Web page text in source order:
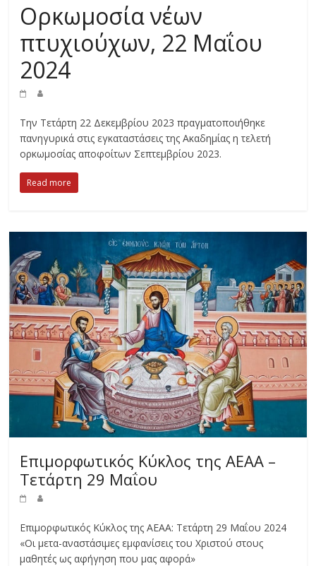
Ορκωμοσία νέων
πτυχιούχων, 22 Μαΐου
2024
Την Τετάρτη 22 Δεκεμβρίου 2023 πραγματοποιήθηκε
πανηγυρικά στις εγκαταστάσεις της Ακαδημίας η τελετή
ορκωμοσίας αποφοίτων Σεπτεμβρίου 2023.
Read more
Επιμορφωτικός Κύκλος της ΑΕΑΑ –
Τετάρτη 29 Μαΐου
Επιμορφωτικός Κύκλος της ΑΕΑΑ: Τετάρτη 29 Μαΐου 2024
«Οι μετα-αναστάσιμες εμφανίσεις του Χριστού στους
μαθητές ως αφήγηση που μας αφορά»